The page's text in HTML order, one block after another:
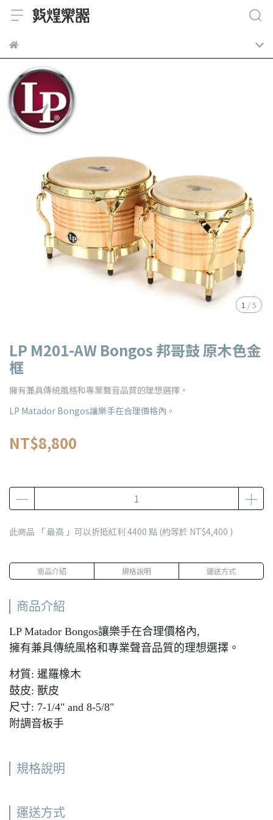
1 /5
LP M201-AW Bongos 邦哥鼓 原木色金
框
擁有兼具傳統風格和專業聲音品質的理想選擇。
LP Matador Bongos讓樂手在合理價格內。
NT$8,800
此商品 「 最高 」可以折抵紅利 4400 點 (約等於 NT$4,400 )
商品介紹 規格說明 運送方式
商品介紹
LP Matador Bongos讓樂手在合理價格內,
擁有兼具傳統風格和專業聲音品質的理想選擇。
材質: 暹羅橡木
鼓皮: 獸皮
尺寸: 7-1/4" and 8-5/8"
附調音板手
規格說明
運送方式